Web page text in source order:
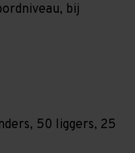
bij
50 liggers, 25